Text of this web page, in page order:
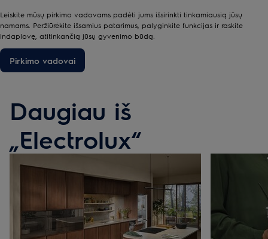
Leiskite mūsų pirkimo vadovams padėti jums išsirinkti tinkamiausią jūsų
namams. Peržiūrėkite išsamius patarimus, palyginkite funkcijas ir raskite
indaplovę, atitinkančią jūsų gyvenimo būdą.
Pirkimo vadovai
Daugiau iš
„Electrolux“